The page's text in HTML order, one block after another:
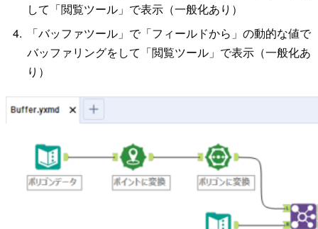
して「閲覧ツール」で表示（一般化あり）
「バッファツール」で「フィールドから」の動的な値で
バッファリングをして「閲覧ツール」で表示（一般化あ
り）